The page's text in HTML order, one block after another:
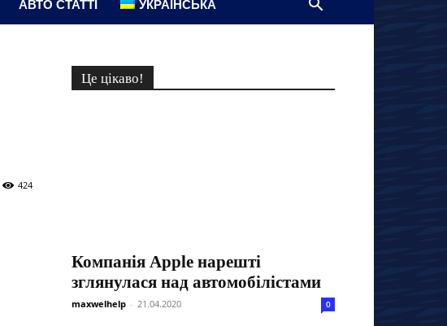
АВТО СТАТТІ УКРАЇНСЬКА
424
Це цікаво!
Компанія Apple нарешті
зглянулася над автомобілістами
maxwelhelp - 21.04.2020 0